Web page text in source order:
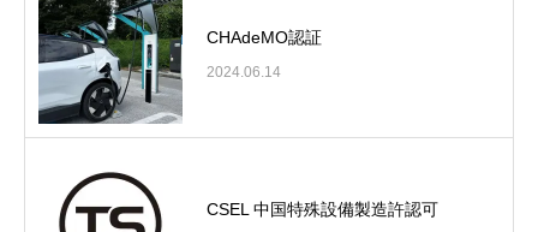
CHAdeMO認証
2024.06.14
CSEL 中国特殊設備製造許認可